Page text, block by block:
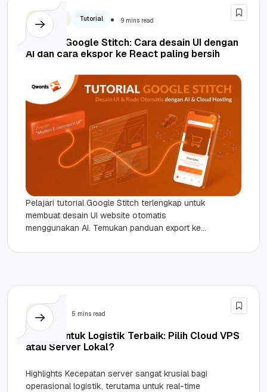
Teknologi Tutorial 9 mins read
Tutorial Google Stitch: Cara desain UI dengan
AI dan cara ekspor ke React paling bersih
Pelajari tutorial Google Stitch terlengkap untuk
membuat desain UI website otomatis
menggunakan AI. Temukan panduan export ke
Google...
Server 5 mins read
Server untuk Logistik Terbaik: Pilih Cloud VPS
atau Server Lokal?
Highlights Kecepatan server sangat krusial bagi
operasional logistik, terutama untuk real-time